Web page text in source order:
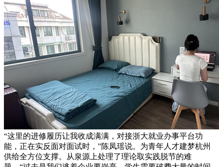
“这里的进修履历让我收成满满，对接浙大就业办事平台功
能，正在实反面对面试时，”陈凤瑶说。为青年人才建梦杭州
供给全方位支撑。从泉源上处理了理论取实践脱节的难